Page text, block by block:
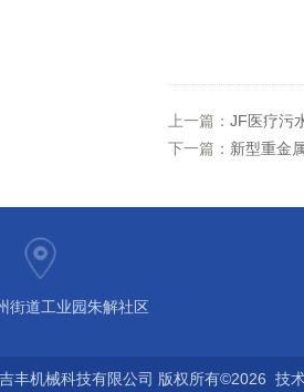
上一篇： JF医疗污
下一篇： 新型重金
街道工业园朱解社区
丰机械科技有限公司 版权所有©2026 技